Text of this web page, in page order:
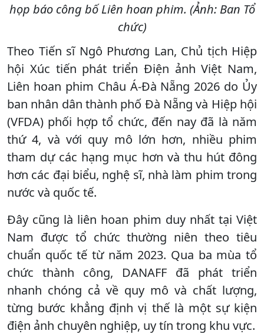
họp báo công bố Liên hoan phim. (Ảnh: Ban Tổ
chức)
Theo Tiến sĩ Ngô Phương Lan, Chủ tịch Hiệp
hội Xúc tiến phát triển Điện ảnh Việt Nam,
Liên hoan phim Châu Á-Đà Nẵng 2026 do Ủy
ban nhân dân thành phố Đà Nẵng và Hiệp hội
(VFDA) phối hợp tổ chức, đến nay đã là năm
thứ 4, và với quy mô lớn hơn, nhiều phim
tham dự các hạng mục hơn và thu hút đông
hơn các đại biểu, nghệ sĩ, nhà làm phim trong
nước và quốc tế.
Đây cũng là liên hoan phim duy nhất tại Việt
Nam được tổ chức thường niên theo tiêu
chuẩn quốc tế từ năm 2023. Qua ba mùa tổ
chức thành công, DANAFF đã phát triển
nhanh chóng cả về quy mô và chất lượng,
từng bước khẳng định vị thế là một sự kiện
điện ảnh chuyên nghiệp, uy tín trong khu vực.